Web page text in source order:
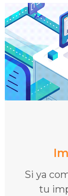
Si ya
tu